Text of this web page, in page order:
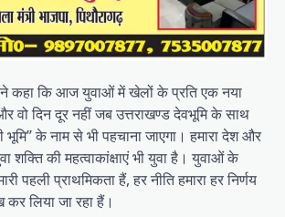
ने कहा कि आज युवाओं में खेलों के प्रति एक नया
वो दिन दूर नहीं जब उत्तराखण्ड देवभूमि के साथ
भूमि’’ के नाम से भी पहचाना जाएगा। हमारा देश और
शक्ति की महत्वाकांक्षाएं भी युवा है। युवाओं के
पहली प्राथमिकता हैं, हर नीति हमारा हर निर्णय
लिया जा रहा हैं।